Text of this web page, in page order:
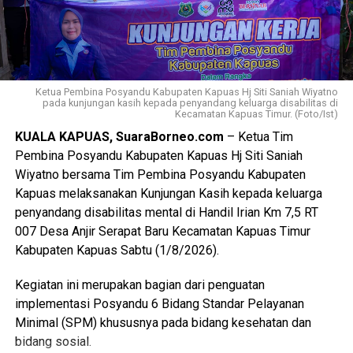
menyampaikan kegiatan tersebut merupakan tindak lanjut
Keputusan Kepala Badan Pembinaan Ideologi Pancasila
(BPIP) Nomor 50 Tahun 2024 tentang Tata Cara
Pengangkatan Pertama Kali Pelaksana Duta Pancasila
Paskibraka Indonesia Tingkat Provinsi dan
Kabupaten/Kota.
“Kegiatan ini juga mengacu pada Peraturan BPIP Nomor 3
Tahun 2022 sebagaimana telah diubah dengan Peraturan
BPIP Nomor 5 Tahun 2023 yang mengamanatkan bahwa
calon Paskibraka terpilih wajib mengikuti pemusatan
pendidikan dan pelatihan sebelum melaksanakan tugas
pengibaran dan penurunan Duplikat Bendera Pusaka pada
peringatan Hari Ulang Tahun Kemerdekaan Republik
Views: 21
Bagikan ke
Ketua Pembina Posyandu Kabupaten Kapuas Hj Siti Saniah Wiyatno
pada kunjungan kasih kepada penyandang keluarga disabilitas di
Kecamatan Kapuas Timur. (Foto/Ist)
KUALA KAPUAS, SuaraBorneo.com – Ketua Tim
Pembina Posyandu Kabupaten Kapuas Hj Siti Saniah
Wiyatno bersama Tim Pembina Posyandu Kabupaten
Kapuas melaksanakan Kunjungan Kasih kepada keluarga
penyandang disabilitas mental di Handil Irian Km 7,5 RT
007 Desa Anjir Serapat Baru Kecamatan Kapuas Timur
Kabupaten Kapuas Sabtu (1/8/2026).
Kegiatan ini merupakan bagian dari penguatan
implementasi Posyandu 6 Bidang Standar Pelayanan
Minimal (SPM) khususnya pada bidang kesehatan dan
bidang sosial.